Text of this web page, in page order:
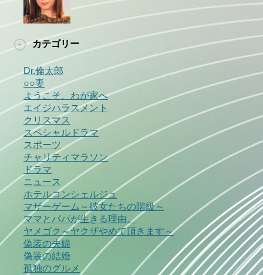
カテゴリー
Dr.倫太郎
○○妻
ようこそ、わが家へ
エイジハラスメント
クリスマス
スペシャルドラマ
スポーツ
チャリティマラソン
ドラマ
ニュース
ホテルコンシェルジュ
マザーゲーム～彼女たちの階級～
ママとパパが生きる理由。
ヤメゴク～ヤクザやめて頂きます～
偽装の夫婦
偽装の結婚
孤独のグルメ